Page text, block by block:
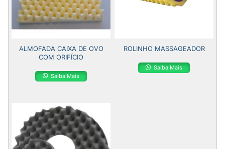
ALMOFADA CAIXA DE OVO
COM ORIFÍCIO
Saiba Mais
ROLINHO MASSAGEADOR
Saiba Mais